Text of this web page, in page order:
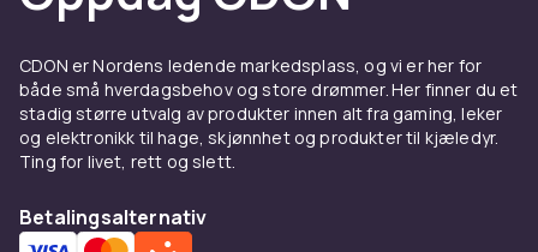
CDON er Nordens ledende markedsplass, og vi er her for
både små hverdagsbehov og store drømmer. Her finner du et
stadig større utvalg av produkter innen alt fra gaming, leker
og elektronikk til hage, skjønnhet og produkter til kjæledyr.
Ting for livet, rett og slett.
Betalingsalternativ